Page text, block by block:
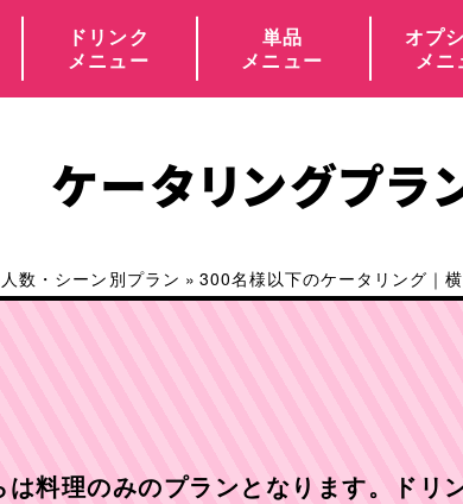
ドリンク
メニュー
単品
メニュー
オプ
メニ
ケータリングプラ
数・シーン別プラン » 300名様以下のケータリング｜
は料理のみのプランとなります。ドリ